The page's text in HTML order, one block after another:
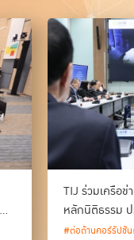
TIJ ร่วมเครือ
หลักนิติธรรม ป
#ต่อต้านคอร์รัปชัน